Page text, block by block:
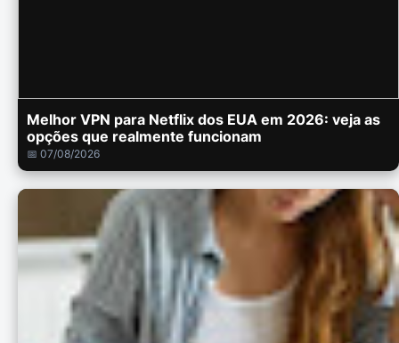
Melhor VPN para Netflix dos EUA em 2026: veja as
opções que realmente funcionam
📅 07/08/2026